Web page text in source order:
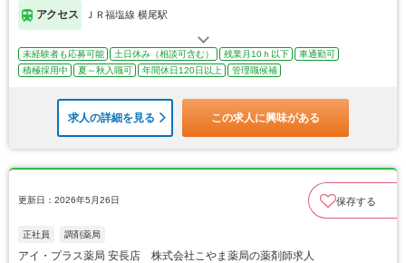
アクセス ＪＲ福塩線 横尾駅
未経験者も応募可能 土日休み（相談可含む） 残業月10ｈ以下
車通勤可
積極採用中
夏～秋入職可 年間休日120日以上 管理職候補
求人の詳細を見る この求人に興味がある
更新日：2026年5月26日 保存する
正社員 調剤薬局
アイ・プラス薬局 安長店 株式会社こやま薬局の薬剤師求人